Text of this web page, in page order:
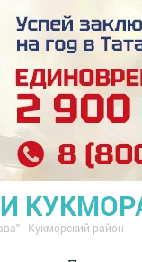
- Кукморский район